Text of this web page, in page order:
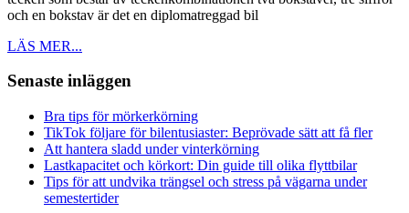
och en bokstav är det en diplomatreggad bil
LÄS MER...
Senaste inläggen
Bra tips för mörkerkörning
TikTok följare för bilentusiaster: Beprövade sätt att få fler
Att hantera sladd under vinterkörning
Lastkapacitet och körkort: Din guide till olika flyttbilar
Tips för att undvika trängsel och stress på vägarna under
semestertider